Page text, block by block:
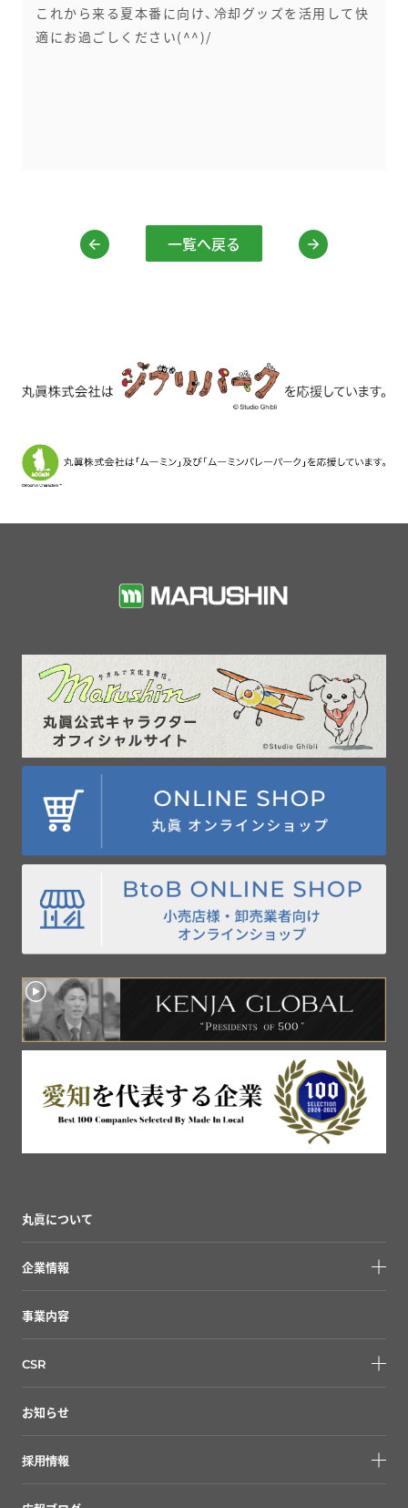
これから来る夏本番に向け、冷却グッズを活用して快
適にお過ごしください(^^)/
一覧へ戻る
丸眞について
企業情報
事業内容
CSR
お知らせ
採用情報